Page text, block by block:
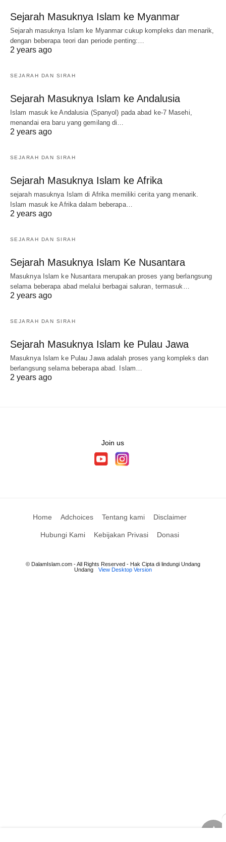
Sejarah Masuknya Islam ke Myanmar
Sejarah masuknya Islam ke Myanmar cukup kompleks dan menarik,
dengan beberapa teori dan periode penting:…
2 years ago
SEJARAH DAN SIRAH
Sejarah Masuknya Islam ke Andalusia
Islam masuk ke Andalusia (Spanyol) pada abad ke-7 Masehi,
menandai era baru yang gemilang di…
2 years ago
SEJARAH DAN SIRAH
Sejarah Masuknya Islam ke Afrika
sejarah masuknya Islam di Afrika memiliki cerita yang menarik.
Islam masuk ke Afrika dalam beberapa…
2 years ago
SEJARAH DAN SIRAH
Sejarah Masuknya Islam Ke Nusantara
Masuknya Islam ke Nusantara merupakan proses yang berlangsung
selama beberapa abad melalui berbagai saluran, termasuk…
2 years ago
SEJARAH DAN SIRAH
Sejarah Masuknya Islam ke Pulau Jawa
Masuknya Islam ke Pulau Jawa adalah proses yang kompleks dan
berlangsung selama beberapa abad. Islam…
2 years ago
Join us
Home Adchoices Tentang kami Disclaimer
Hubungi Kami Kebijakan Privasi Donasi
© DalamIslam.com - All Rights Reserved - Hak Cipta di lindungi Undang
Undang
View Desktop Version